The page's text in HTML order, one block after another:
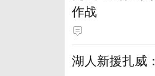
作战
湖人新援扎威